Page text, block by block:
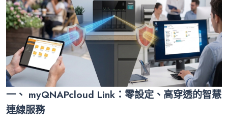
一、 myQNAPcloud Link：零設定、高穿透的智慧
連線服務